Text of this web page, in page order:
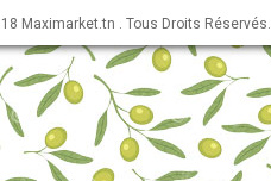
Maximarket.tn . Tous Droits Réservés.